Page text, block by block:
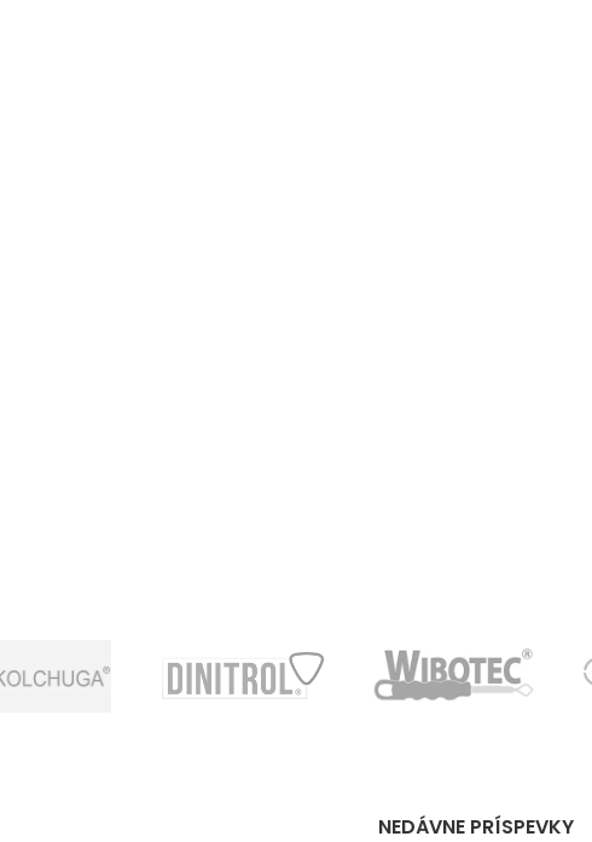
NEDÁVNE PRÍSPEVKY